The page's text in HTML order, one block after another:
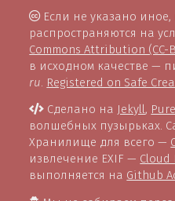
Если не указано иное,
распространяются на
Commons Attribution (CC-
в исходном качестве —
ru. Registered on Safe
Сделано на Jekyll,
волшебных пузырьках.
Хранилище для всего —
извлечение EXIF — Cloud
выполняется на Github